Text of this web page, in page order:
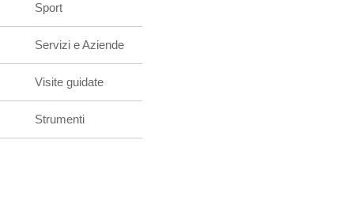
Sport
Servizi e Aziende
Visite guidate
Strumenti